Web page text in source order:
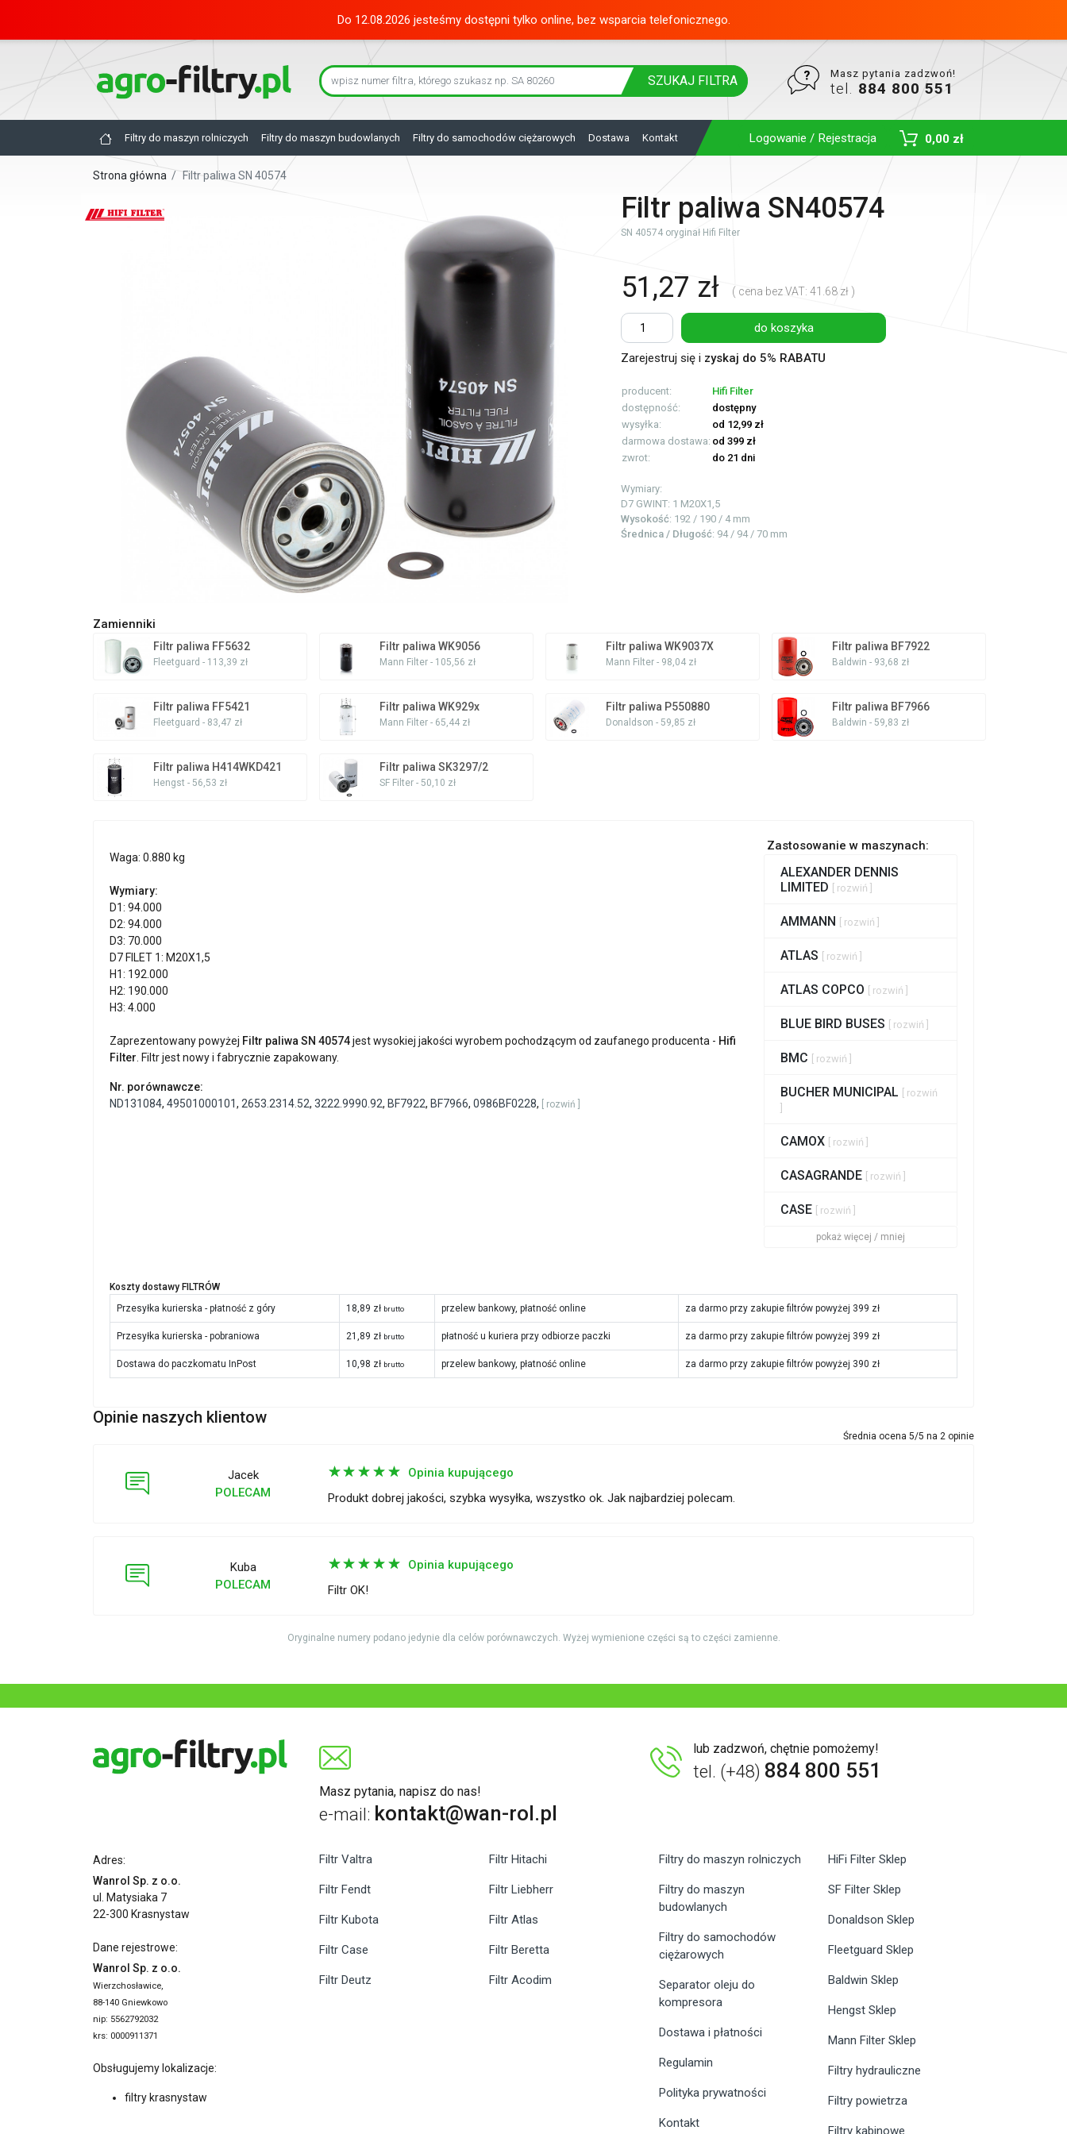
Do 12.08.2026 jesteśmy dostępni tylko online, bez wsparcia telefonicznego.
SZUKAJ FILTRA Masz pytania zadzwoń!
tel. 884 800 551
Filtry do maszyn rolniczych Filtry do maszyn budowlanych Filtry do samochodów ciężarowych Dostawa Kontakt Logowanie / Rejestracja 0,00 zł
Toggle Dropdown
Strona główna / Filtr paliwa SN 40574
Filtr paliwa SN40574
SN 40574 oryginał Hifi Filter
51,27 zł ( cena bez VAT: 41.68 zł )
do koszyka
Zarejestruj się i zyskaj do 5% RABATU
producent:
Hifi Filter
dostępność:
dostępny
wysyłka:
od 12,99 zł
darmowa dostawa: od 399 zł
zwrot:
do 21 dni
Wymiary:
D7 GWINT: 1 M20X1,5
Wysokość: 192 / 190 / 4 mm
Średnica / Długość: 94 / 94 / 70 mm
Zamienniki
Filtr paliwa FF5632
Fleetguard - 113,39 zł
Filtr paliwa WK9056
Mann Filter - 105,56 zł
Filtr paliwa WK9037X
Mann Filter - 98,04 zł
Filtr paliwa BF7922
Baldwin - 93,68 zł
Filtr paliwa FF5421
Fleetguard - 83,47 zł
Filtr paliwa WK929x
Mann Filter - 65,44 zł
Filtr paliwa P550880
Donaldson - 59,85 zł
Filtr paliwa BF7966
Baldwin - 59,83 zł
Filtr paliwa H414WKD421
Hengst - 56,53 zł
Filtr paliwa SK3297/2
SF Filter - 50,10 zł
Waga: 0.880 kg
Wymiary:
D1: 94.000
D2: 94.000
D3: 70.000
D7 FILET 1: M20X1,5
H1: 192.000
H2: 190.000
H3: 4.000
Zaprezentowany powyżej Filtr paliwa SN 40574jest wysokiej jakości wyrobem pochodzącym od zaufanego producenta - Hifi
Filter. Filtr jest nowy i fabrycznie zapakowany.
Nr. porównawcze:
ND131084, 49501000101, 2653.2314.52, 3222.9990.92, BF7922, BF7966, 0986BF0228, [ rozwiń ]
Zastosowanie w maszynach:
ALEXANDER DENNIS
LIMITED
[ rozwiń ]
AMMANN [ rozwiń ]
ATLAS [ rozwiń ]
ATLAS COPCO [ rozwiń ]
BLUE BIRD BUSES [ rozwiń ]
BMC [ rozwiń ]
BUCHER MUNICIPAL
[ rozwiń
CAMOX [ rozwiń ]
CASAGRANDE [ rozwiń ]
CASE [ rozwiń ]
pokaż więcej / mniej
Koszty dostawy FILTRÓW
Przesyłka kurierska - płatność z góry
18,89 zł brutto przelew bankowy, płatność online za darmo przy zakupie filtrów powyżej 399 zł
Przesyłka kurierska - pobraniowa 21,89 zł brutto płatność u kuriera przy odbiorze paczki za darmo przy zakupie filtrów powyżej 399 zł
Dostawa do paczkomatu InPost 10,98 zł brutto przelew bankowy, płatność online za darmo przy zakupie filtrów powyżej 390 zł
Opinie naszych klientow
Średnia ocena 5/5 na 2 opinie
Jacek
POLECAM
☆☆☆☆☆
Opinia kupującego
Produkt dobrej jakości, szybka wysyłka, wszystko ok. Jak najbardziej polecam.
Kuba
POLECAM
☆☆☆☆☆
Opinia kupującego
Filtr OK!
Oryginalne numery podano jedynie dla celów porównawczych. Wyżej wymienione części są to części zamienne.
Masz pytania, napisz do nas!
e-mail: kontakt@wan-rol.pl
lub zadzwoń, chętnie pomożemy!
tel. (+48) 884 800 551
Adres:
Wanrol Sp. z o.o.
ul. Matysiaka 7
22-300 Krasnystaw
Dane rejestrowe:
Wanrol Sp. z o.o.
Wierzchosławice,
88-140 Gniewkowo
nip: 5562792032
krs: 0000911371
Obsługujemy lokalizacje:
filtry krasnystaw
Filtr Valtra
Filtr Fendt
Filtr Kubota
Filtr Case
Filtr Deutz
Filtr Hitachi
Filtr Liebherr
Filtr Atlas
Filtr Beretta
Filtr Acodim
Filtry do maszyn rolniczych
Filtry do maszyn
budowlanych
Filtry do samochodów
ciężarowych
Separator oleju do
kompresora
Dostawa i płatności
Regulamin
Polityka prywatności
Kontakt
HiFi Filter Sklep
SF Filter Sklep
Donaldson Sklep
Fleetguard Sklep
Baldwin Sklep
Hengst Sklep
Mann Filter Sklep
Filtry hydrauliczne
Filtry powietrza
Filtry kabinowe